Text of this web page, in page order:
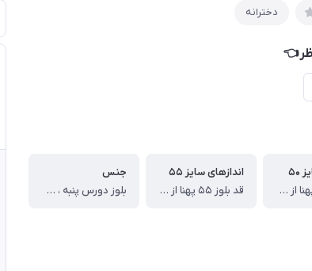
دخترانه
قد بلوز ۵۰ پهنا از یکطرف ۳۶ قد آستین از دوخت سرشانه ۴۲ قد شلوار ۷۰ عرض ران از یکطرف ۲۲ سانت
اندازهای سایز ۵۵
قد بلوز ۵۵ پهنا از یکطرف ۳۹ قد آستین از دوخت سرشانه ۴۶ قد شلوار ۸۰ عرض ران از یکطرف ۲۵ سانت
جنس
بلوز دورس پنبه ، شلوار کتان کشسانی ندارد